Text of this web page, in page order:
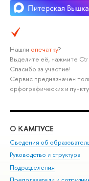
Нашли опечатку?
Выделите её, нажмите
Спасибо за участие!
Сервис предназначен
орфографических и
О КАМПУСЕ
Сведения об
Руководство и структура
Подразделения